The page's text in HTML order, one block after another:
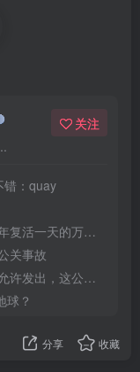
关注
错：quay
活一天的万事屋
关事故
就是我国乃至全世界的灾难
球？
分享 收藏